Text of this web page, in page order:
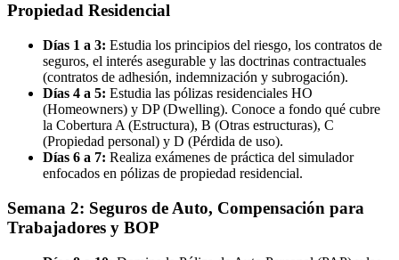
Propiedad Residencial
Días 1 a 3: Estudia los principios del riesgo, los contratos de
seguros, el interés asegurable y las doctrinas contractuales
(contratos de adhesión, indemnización y subrogación).
Días 4 a 5: Estudia las pólizas residenciales HO
(Homeowners) y DP (Dwelling). Conoce a fondo qué cubre
la Cobertura A (Estructura), B (Otras estructuras), C
(Propiedad personal) y D (Pérdida de uso).
Días 6 a 7: Realiza exámenes de práctica del simulador
enfocados en pólizas de propiedad residencial.
Semana 2: Seguros de Auto, Compensación para
Trabajadores y BOP